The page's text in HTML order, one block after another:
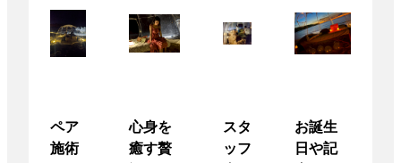
ペア
施術
心身を
癒す贅
スタ
ッフ
お誕生
日や記